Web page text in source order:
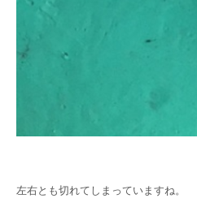
左右とも切れてしまっていますね。